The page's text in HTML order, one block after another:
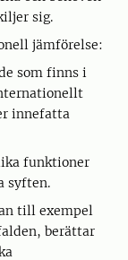
sig.
jämförelse:
som finns i
innefatta
funktioner
syften.
till exempel
berättar